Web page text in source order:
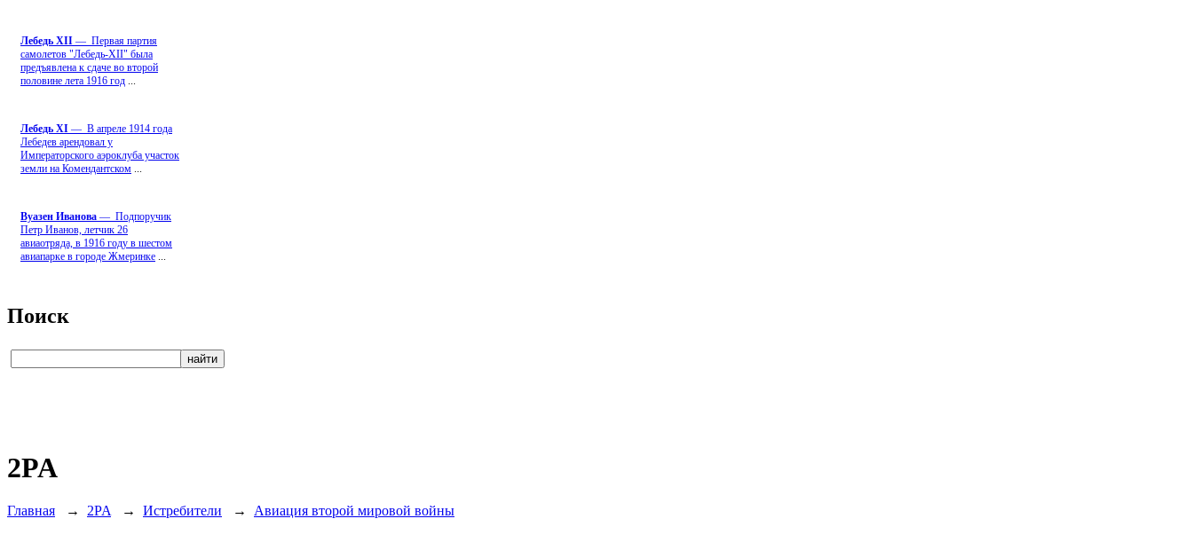
Лебедь ХII — Первая партия
самолетов "Лебедь-ХII" была
предъявлена к сдаче во второй
половине лета 1916 год
Лебедь ХI — В апреле 1914 года
Лебедев арендовал у
Императорского аэроклуба участок
земли на Комендантском
Вуазен Иванова — Подпоручик
Петр Иванов, летчик 26
авиаотряда, в 1916 году в шестом
авиапарке в городе Жмеринке
Поиск
2PA
Главная → 2PA → Истребители → Авиация второй мировой войны